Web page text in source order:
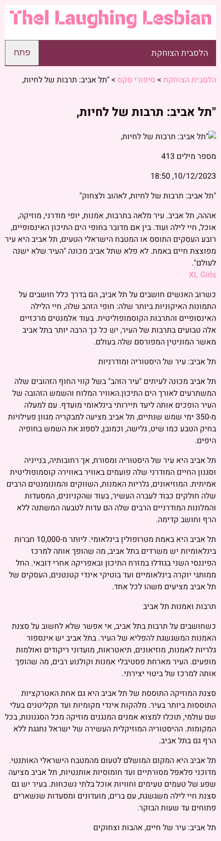
הלסבית הצוחקת פתח
הלסבית הצוחקת > סיפורי סקס >"תל אביב: תרבות של לחיות,
"תל אביב: תרבות של לחיות,
מספר מילים 413
10/12/2023, 18:50
"תל אביב: תרבות של לחיות, לאהוב ולצחוק"
אההה, תל אביב. עיר מלאה בתרבות, אמנות, יופי מודרני, מוזיקה,
אוכל, חיי לילה ועוד. בין אם מדובר בחופי הים התיכון האינסופיים,
רובע העסקים התוסס או המטבח הישראלי הטעים, תל אביב היא עיר
מפוצצת חיים באמת. לא פלא שתל אביב מכונה "העיר שלא ישנה
לעולם".
XL Girls
כשרוב האנשים חושבים על תל אביב, הם בדרך כלל חושבים על
התמונות האיקוניות ביותר שלה: חופי הזהב שלה, חיי הלילה
האינסופיים והתרבות הקוסמופוליטית. בעוד אלמנטים מרכזיים
אלה טבועים בתרבות של העיר, יש כל כך הרבה יותר בתל אביב
מאשר המוניטין המפורסם שלה בעולם.
תל אביב: עיר של היסטוריה ומודרניות
תל אביב מכונה לעיתים "עיר הזהב" בשל קווי החוף הזהובים שלה
המשתרעים לאורך הים התיכון.האוויר המלוח והשמש הזהובה של
העיר הופכים אותה ליעד תיירותי בינלאומי מועדף. עם למעלה
מ-350 ימי שמש שנתיים, תל אביב מציעה למבקריה מגוון פעילויות
בחיק הטבע כמו שיט, גלישה, וכמובן, לספוג את השמש בחופיה
היפים.
תל אביב היא עיר של היסטוריה ומסורת, אך רחובותיה, בנייניה
וסגנון החיים המודרני שלה פועמים באוויר באווירה קוסמופוליטית
אמיתית. המוזיאונים, גלריות האמנות, השווקים והמונומנטים הרבים
שלה חולקים כבוד לעברה העשיר, בעוד שהקניונים, המסעדות
והמלונות המודרניים הרבים שלה הם עדות לטבעה המשתנה ללא
הרף וחושב קדימה.
תל אביב היא באמת מטרופולין בינלאומי. ליותר מ-10,000 חברות
בינלאומיות יש משרדים בתל אביב, מה שהופך אותה למרכז
הפיננסי השני בגודלו במזרח התיכון ובאפריקה אחרי דובאי. החל
ממותגי יוקרה בינלאומיים ועד בוטיקי אינדי קטנטנים, העסקים של
תל אביב מציעים משהו לכל אחד.
תרבות ואמנות תל אביב
כשחושבים על תרבות בתל אביב, אי אפשר שלא לחשוב על סצנת
האמנות המשגשגת להפליא של העיר. בתל אביב יש אינספור
גלריות לאמנות, מוזיאונים, תיאטראות, מועדוני ריקודים ואולמות
מופעים. העיר מארחת פסטיבלי אמנות וקולנוע רבים, מה שהופך
אותה למרכז של ביטוי יצירתי.
סצנת המוזיקה התוססת של תל אביב היא גם אחת האטרקציות
התוססות ביותר בעיר. מלהקות אינדי מקומיות ועד תקליטנים בעלי
שם עולמי, תוכלו למצוא אמנים המנגנים מוזיקה מכל הסגנונות, בכל
המקומות. ההיסטוריה המוזיקלית העשירה של ישראל נחגגת ללא
הרף גם בתל אביב.
תל אביב היא המקום המושלם לטעום מהמטבח הישראלי האותנטי.
מדוכני פלאפל מסורתיים ועד חומוסיות אותנטיות, תל אביב מציעה
שפע של טעמים טעימים וחוויות אוכל בלתי נשכחות. בעיר יש גם
סצנת חיי לילה משגשגת, עם ברים, מועדונים ומסעדות שנשארים
פתוחים עד שעות הבוקר.
תל אביב: עיר של חיים, אהבות וצחוקים